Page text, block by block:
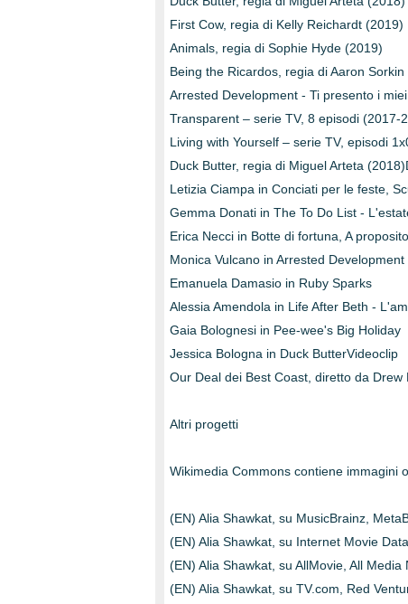
First Cow, regia di Kelly Reichardt (2019)
Animals, regia di Sophie Hyde (2019)
Being the Ricardos, regia di Aaron
Arrested Development - Ti presento i
Transparent – serie TV, 8 episodi (2017-
Living with Yourself – serie TV, episodi
Duck Butter, regia di Miguel Arteta
Letizia Ciampa in Conciati per le feste,
Gemma Donati in The To Do List -
Erica Necci in Botte di fortuna, A
Monica Vulcano in Arrested
Emanuela Damasio in Ruby Sparks
Alessia Amendola in Life After Beth -
Gaia Bolognesi in Pee-wee's Big Holiday
Jessica Bologna in Duck ButterVideoclip
Our Deal dei Best Coast, diretto da Drew
Altri progetti
Wikimedia Commons contiene immagini
(EN) Alia Shawkat, su MusicBrainz,
(EN) Alia Shawkat, su Internet Movie
(EN) Alia Shawkat, su AllMovie, All Media
(EN) Alia Shawkat, su TV.com, Red